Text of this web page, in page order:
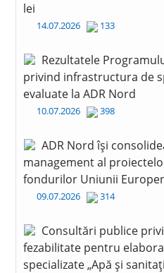
lei
14.07.2026 133
Rezultatele
privind infrastructura de
evaluate la ADR Nord
10.07.2026 398
ADR Nord își
management al
fondurilor Uniunii
09.07.2026 314
Consultări publice
fezabilitate pentru
specializate „Apă și